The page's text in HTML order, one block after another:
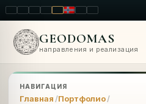
LT ENPL FR RUNOSKRO
GEODOMAS
направления и реализация
НАВИГАЦИЯ
Главная Портфолио